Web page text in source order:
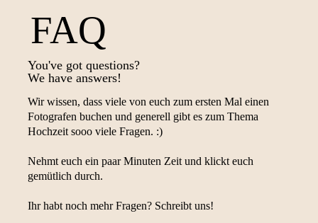
You've got questions?
We have answers!
Wir wissen, dass viele von euch zum ersten Mal einen
Fotografen buchen und generell gibt es zum Thema
Hochzeit sooo viele Fragen. :)
Nehmt euch ein paar Minuten Zeit und klickt euch
gemütlich durch.
Ihr habt noch mehr Fragen? Schreibt uns!
FAQ